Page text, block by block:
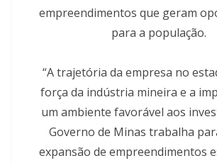
empreendimentos que geram
para a população.
“A trajetória da empresa no
força da indústria mineira e a
um ambiente favorável aos
Governo de Minas trabalha
expansão de empreendimentos